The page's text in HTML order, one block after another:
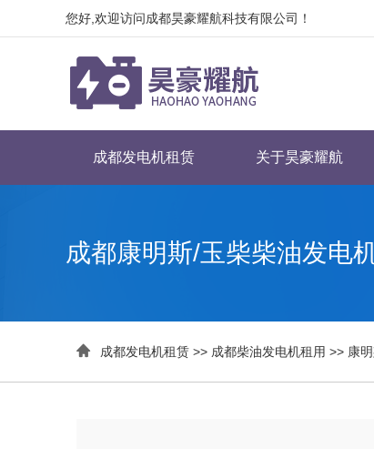
您好,欢迎访问成都昊豪耀航科技有限公司！
成都发电机租赁 关于昊豪耀航
成都康明斯/玉柴柴油发电
 成都发电机租赁 >> 成都柴油发电机租用 >> 康